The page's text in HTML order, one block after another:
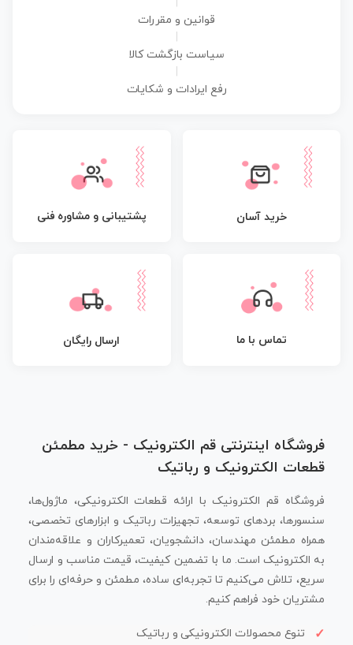
قوانین و مقررات
سیاست بازگشت کالا
رفع ایرادات و شکایات
خرید آسان پشتیبانی و مشاوره فنی
تماس با ما ارسال رایگان
فروشگاه اینترنتی قم الکترونیک - خرید مطمئن
قطعات الکترونیک و رباتیک
فروشگاه قم الکترونیک با ارائه قطعات الکترونیکی، ماژول‌ها،
سنسورها، بردهای توسعه، تجهیزات رباتیک و ابزارهای تخصصی،
همراه مطمئن مهندسان، دانشجویان، تعمیرکاران و علاقه‌مندان
به الکترونیک است. ما با تضمین کیفیت، قیمت مناسب و ارسال
سریع، تلاش می‌کنیم تا تجربه‌ای ساده، مطمئن و حرفه‌ای را برای
مشتریان خود فراهم کنیم.
تنوع محصولات الکترونیکی و رباتیک